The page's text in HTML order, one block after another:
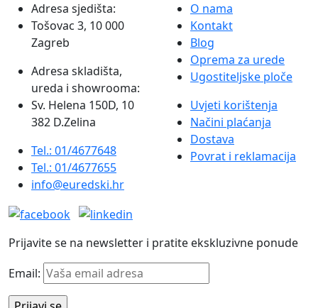
Adresa sjedišta:
Tošovac 3, 10 000
Zagreb
Adresa skladišta,
ureda i showrooma:
Sv. Helena 150D, 10
382 D.Zelina
Tel.: 01/4677648
Tel.: 01/4677655
info@euredski.hr
O nama
Kontakt
Blog
Oprema za urede
Ugostiteljske ploče
Uvjeti korištenja
Načini plaćanja
Dostava
Povrat i reklamacija
Prijavite se na newsletter i pratite ekskluzivne ponude
Email: